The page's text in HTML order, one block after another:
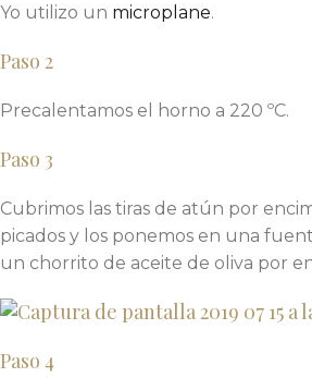
Yo utilizo un microplane.
Paso 2
Precalentamos el horno a 220 ºC.
Paso 3
Cubrimos las tiras de atún por
picados y los ponemos en una
un chorrito de aceite de oliva por
Paso 4